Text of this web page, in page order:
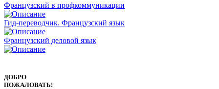
Французский в профкоммуникации
Гид-переводчик. Французский язык
Французский деловой язык
ДОБРО
ПОЖАЛОВАТЬ!